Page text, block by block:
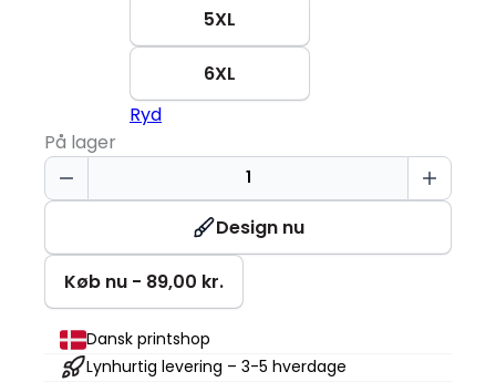
5XL
6XL
Ryd
På lager
T-
TIME®
shirt
antal
Design nu
Køb nu - 89,00 kr.
Dansk printshop
Lynhurtig levering – 3-5 hverdage